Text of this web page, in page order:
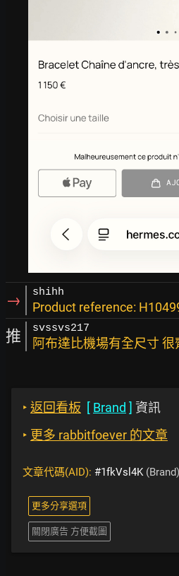
→ shihh
Product reference:
推 svssvs217
阿布達比機場有全尺寸 很
‣ 返回看板 [ Brand ] 資訊
‣ 更多 rabbitfoever 的文章
文章代碼(AID): #1fkVsl4K(Brand)
更多分享選項
關閉廣告 方便截圖